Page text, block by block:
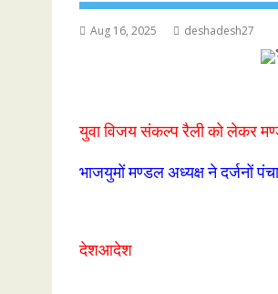
Aug 16, 2025 deshadesh27
युवा विजय संकल्प रैली को लेकर
भाजयुमों मण्डल अध्यक्ष ने दर्जनों
देशआदेश